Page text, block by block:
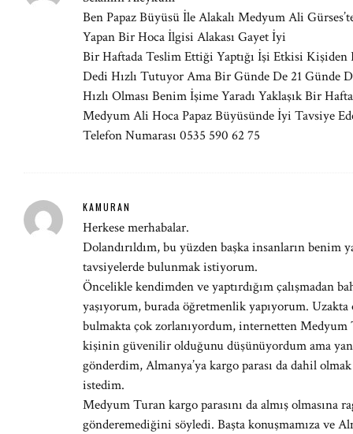
Ben Papaz Büyüsü İle Alakalı Medyum Ali
Yapan Bir Hoca İlgisi Alakası Gayet İyi
Bir Haftada Teslim Ettiği Yaptığı İşi Etkisi Kişiden
Dedi Hızlı Tutuyor Ama Bir Günde De 21 Günde
Hızlı Olması Benim İşime Yaradı Yaklaşık Bir
Medyum Ali Hoca Papaz Büyüsünde İyi Tavsiye
Telefon Numarası 0535 590 62 75
KAMURAN
Herkese merhabalar.
Dolandırıldım, bu yüzden başka insanların benim
tavsiyelerde bulunmak istiyorum.
Öncelikle kendimden ve yaptırdığım çalışmadan
yaşıyorum, burada öğretmenlik yapıyorum.
bulmakta çok zorlanıyordum, internetten
kişinin güvenilir olduğunu düşünüyordum ama
gönderdim, Almanya’ya kargo parası da dahil
istedim.
Medyum Turan kargo parasını da almış olmasına
gönderemediğini söyledi. Başta konuşmamıza ve